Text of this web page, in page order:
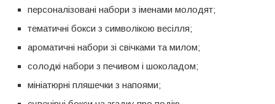
персоналізовані набори з іменами молодят;
тематичні бокси з символікою весілля;
ароматичні набори зі свічками та милом;
солодкі набори з печивом і шоколадом;
мініатюрні пляшечки з напоями;